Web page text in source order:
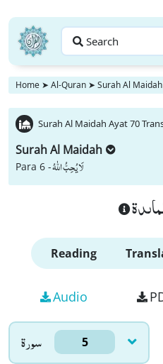
Search
Home ➤ Al-Quran ➤ Surah Al
Surah Al Maidah Ayat 70
Surah Al Maidah
Para 6 -لَا یُحِبُّ اللّٰهُ
Reading
Audio
سورۃ 5